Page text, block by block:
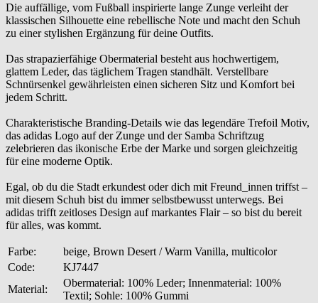
Die auffällige, vom Fußball inspirierte lange Zunge verleiht der
klassischen Silhouette eine rebellische Note und macht den Schuh
zu einer stylishen Ergänzung für deine Outfits.
Das strapazierfähige Obermaterial besteht aus hochwertigem,
glattem Leder, das täglichem Tragen standhält. Verstellbare
Schnürsenkel gewährleisten einen sicheren Sitz und Komfort bei
jedem Schritt.
Charakteristische Branding-Details wie das legendäre Trefoil Motiv,
das adidas Logo auf der Zunge und der Samba Schriftzug
zelebrieren das ikonische Erbe der Marke und sorgen gleichzeitig
für eine moderne Optik.
Egal, ob du die Stadt erkundest oder dich mit Freund_innen triffst –
mit diesem Schuh bist du immer selbstbewusst unterwegs. Bei
adidas trifft zeitloses Design auf markantes Flair – so bist du bereit
für alles, was kommt.
Farbe:
beige, Brown Desert / Warm Vanilla, multicolor
Code:
KJ7447
Material:
Obermaterial: 100% Leder; Innenmaterial: 100%
Textil; Sohle: 100% Gummi